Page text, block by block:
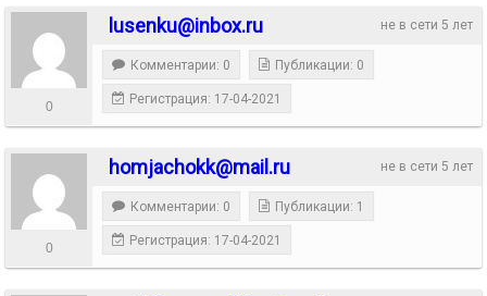
не в сети 5 лет
lusenku@inbox.ru
0
Комментарии: 0 Публикации: 0
Регистрация: 17-04-2021
не в сети 5 лет
homjachokk@mail.ru
0
Комментарии: 0 Публикации: 1
Регистрация: 17-04-2021